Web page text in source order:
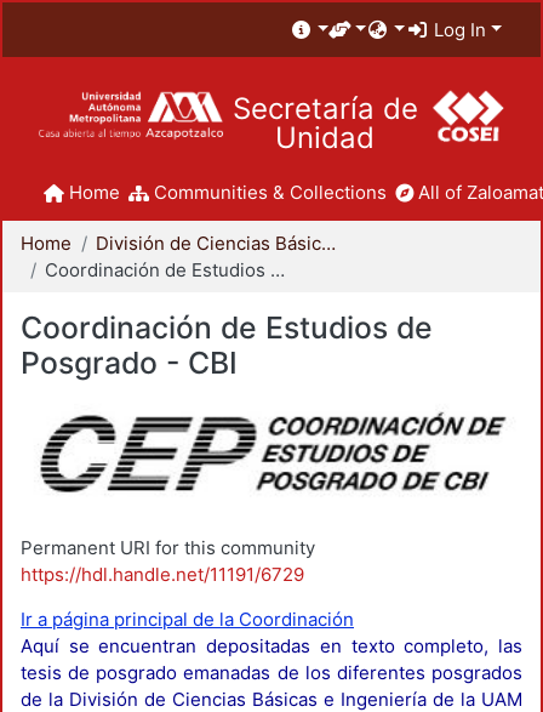
Log In
Secretaría de
Unidad
Home Communities & Collections All of
Home
División de Ciencias Básicas e Ingeniería
Coordinación de Estudios de Posgrado - CBI
Coordinación de Estudios de
Posgrado - CBI
Permanent URI for this community
https://hdl.handle.net/11191/6729
Ir a página principal de la Coordinación
Aquí se encuentran depositadas en texto completo, las
tesis de posgrado emanadas de los diferentes posgrados
de la División de Ciencias Básicas e Ingeniería de la UAM